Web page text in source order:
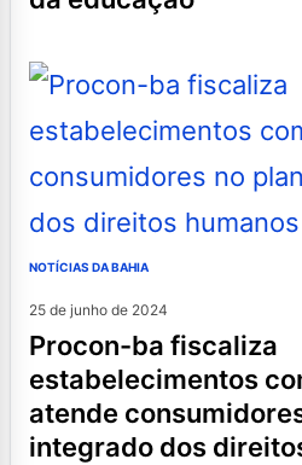
NOTÍCIAS DA BAHIA
25 de junho de 2024
procon-ba fiscaliza
estabelecimentos
atende
integrado dos